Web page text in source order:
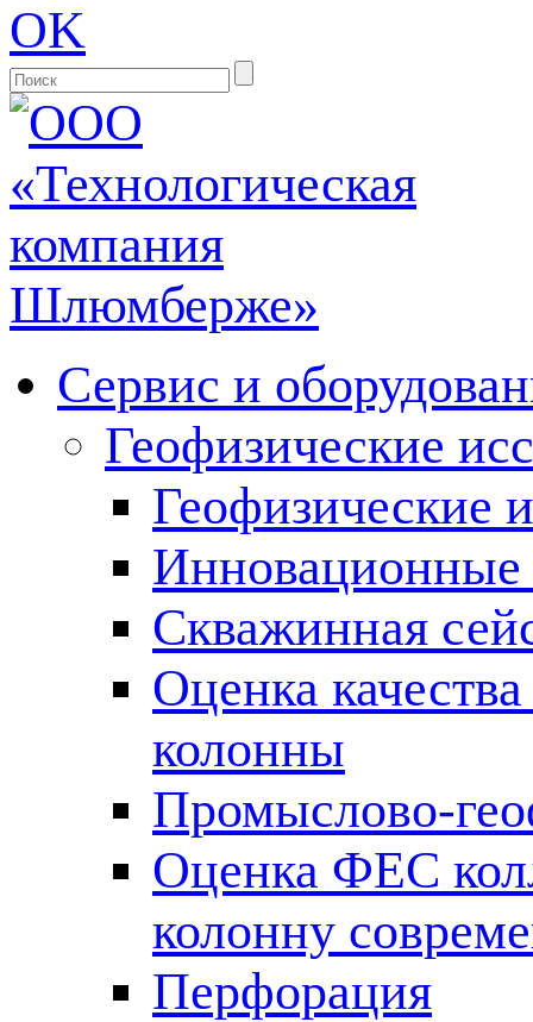
OK
Сервис и
Геофизические
Геофизические
Инновационные
Скважинная
Оценка
колонны
Промыслово-
Оценка ФЕС
колонну
Перфорация